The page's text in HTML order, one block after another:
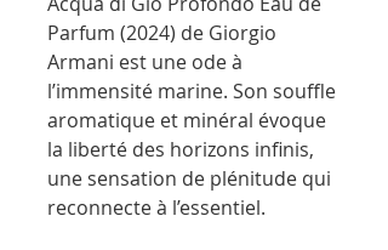
Parfum (2024) de Giorgio
Armani est une ode à
l’immensité marine. Son souffle
aromatique et minéral évoque
la liberté des horizons infinis,
une sensation de plénitude qui
reconnecte à l’essentiel.